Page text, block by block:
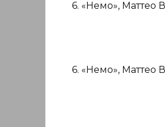
6. «Немо», Маттео
6. «Немо», Маттео